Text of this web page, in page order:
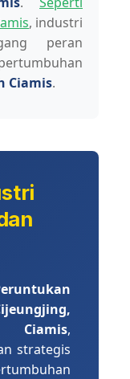
, industri
peran
Ciamis.
,
strategis